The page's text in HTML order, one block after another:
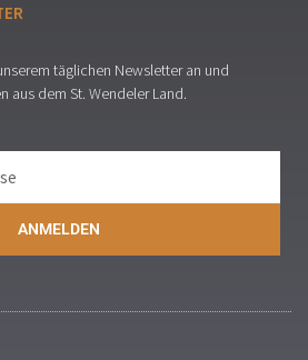
täglichen Newsletter an und
aus dem St. Wendeler Land.
ANMELDEN